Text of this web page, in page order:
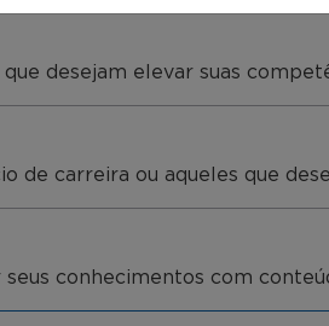
desejam elevar suas
de carreira ou aqueles que
conhecimentos com